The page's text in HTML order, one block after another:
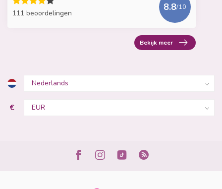
111 beoordelingen
8.8/10
Bekijk meer
€